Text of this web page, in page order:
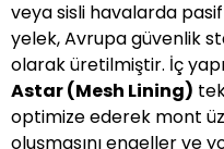
veya sisli havalarda
yelek, Avrupa güvenlik
olarak üretilmiştir. İç
Astar (Mesh Lining)
optimize ederek mont
oluşmasını engeller ve